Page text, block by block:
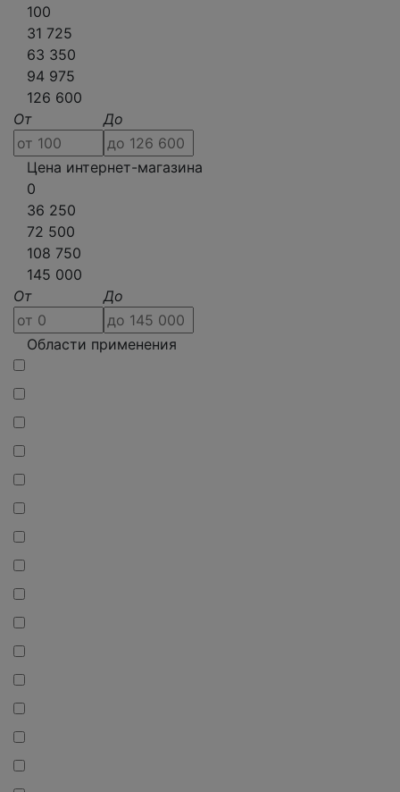
100
31 725
63 350
94 975
126 600
От
До
Цена интернет-магазина
0
36 250
72 500
108 750
145 000
От
До
Области применения